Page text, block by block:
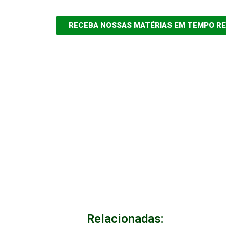
RECEBA NOSSAS MATÉRIAS EM TEMPO
Relacionadas: